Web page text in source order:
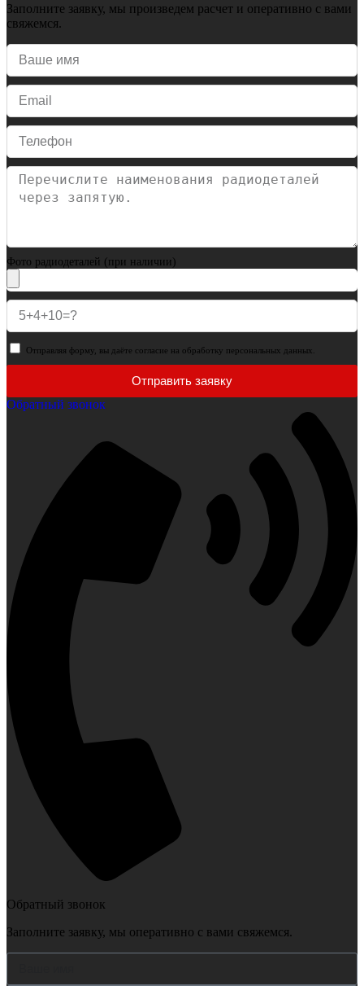
Заполните заявку, мы произведем расчет и оперативно с вами
свяжемся.
Фото радиодеталей (при наличии)
Отправляя форму, вы даёте согласие на обработку персональных данных.
Отправить заявку
Обратный звонок
Обратный звонок
Заполните заявку, мы оперативно с вами свяжемся.